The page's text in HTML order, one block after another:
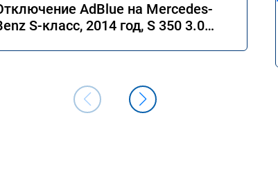
AdBlue на Mercedes-
S-класс, 2014 год, S 350 3.0